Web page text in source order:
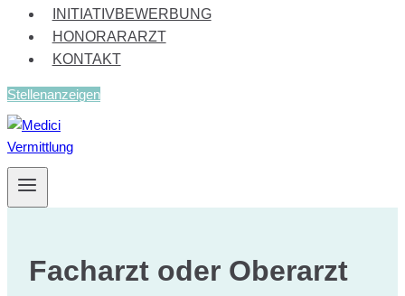
INITIATIVBEWERBUNG
HONORARARZT
KONTAKT
Stellenanzeigen
Facharzt oder Oberarzt